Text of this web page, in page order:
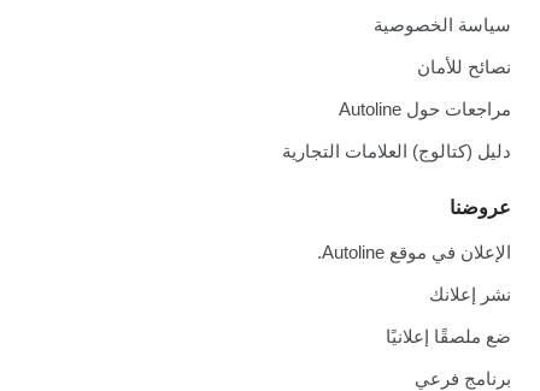
سياسة الخصوصية
نصائح للأمان
مراجعات حول Autoline
دليل (كتالوج) العلامات التجارية
عروضنا
الإعلان في موقع Autoline.
نشر إعلانك
ضع ملصقًا إعلانيًا
برنامج فرعي